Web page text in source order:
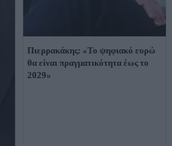
Πιερρακάκης: «Το ψηφιακό ευρώ
θα είναι πραγματικότητα έως το
2029»